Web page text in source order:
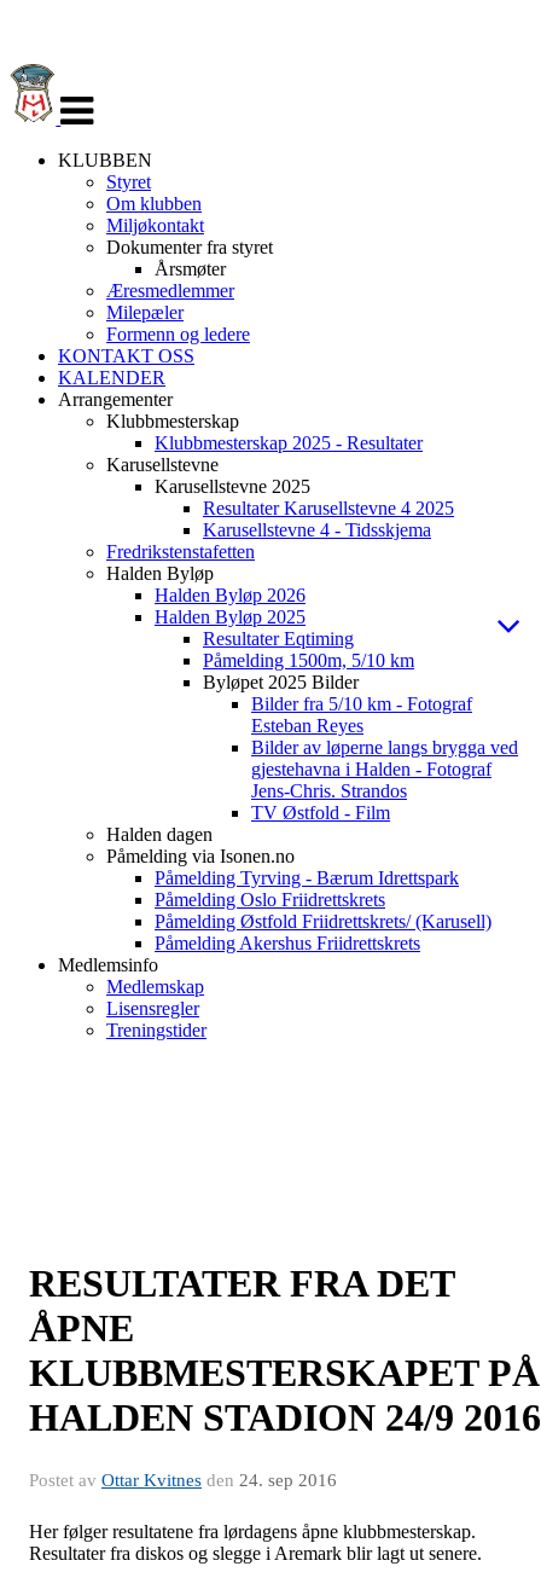
navigasjon
KLUBBEN
Styret
Om klubben
Miljøkontakt
Dokumenter fra styret
Årsmøter
Æresmedlemmer
Milepæler
Formenn og ledere
KONTAKT OSS
KALENDER
Arrangementer
Klubbmesterskap
Klubbmesterskap 2025 - Resultater
Karusellstevne
Karusellstevne 2025
Resultater Karusellstevne 4 2025
Karusellstevne 4 - Tidsskjema
Fredrikstenstafetten
Halden Byløp
Halden Byløp 2026
Halden Byløp 2025
Resultater Eqtiming
Påmelding 1500m, 5/10 km
Byløpet 2025 Bilder
Bilder fra 5/10 km - Fotograf
Esteban Reyes
Bilder av løperne langs brygga ved
gjestehavna i Halden - Fotograf
Jens-Chris. Strandos
TV Østfold - Film
Halden dagen
Påmelding via Isonen.no
Påmelding Tyrving - Bærum Idrettspark
Påmelding Oslo Friidrettskrets
Påmelding Østfold Friidrettskrets/ (Karusell)
Påmelding Akershus Friidrettskrets
Medlemsinfo
Medlemskap
Lisensregler
Treningstider
RESULTATER FRA DET
ÅPNE
KLUBBMESTERSKAPET PÅ
HALDEN STADION 24/9 2016
Postet av Ottar Kvitnes den 24. sep 2016
Her følger resultatene fra lørdagens åpne klubbmesterskap.
Resultater fra diskos og slegge i Aremark blir lagt ut senere.